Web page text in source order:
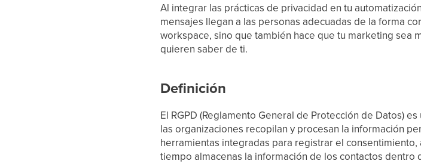
Al integrar las prácticas de privacidad en tu
mensajes llegan a las personas adecuadas de la forma
workspace, sino que también hace que tu marketing sea
quieren saber de ti.
Definición
El RGPD (Reglamento General de Protección de Datos)
las organizaciones recopilan y procesan la información
herramientas integradas para registrar el
tiempo almacenas la información de los contactos dentro